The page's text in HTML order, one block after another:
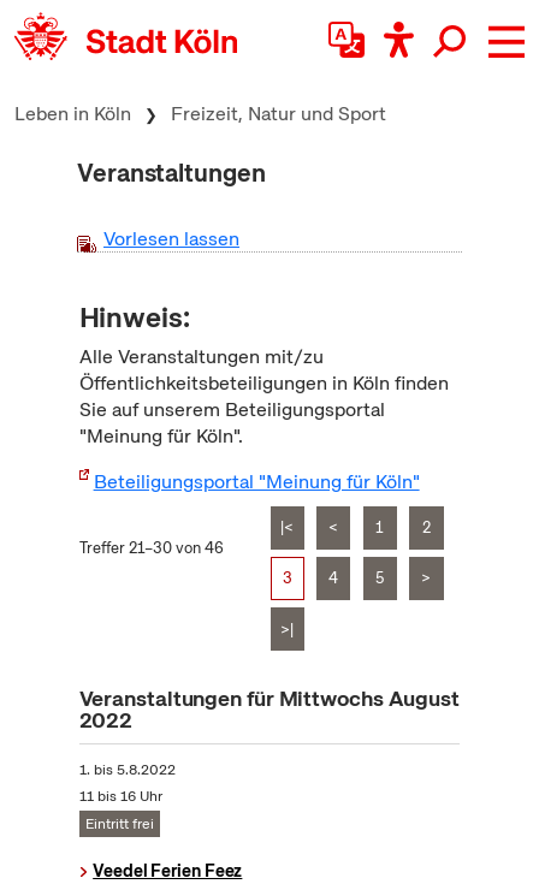
zum Inhalt springen
Leben in Köln Freizeit, Natur und Sport
Veranstaltungen
Vorlesen lassen
Hinweis:
Alle Veranstaltungen mit/zu
Öffentlichkeitsbeteiligungen in Köln finden
Sie auf unserem Beteiligungsportal
"Meinung für Köln".
Beteiligungsportal "Meinung für Köln"
Treffer 21–30 von 46
|< < 1 2
3 4 5 >
>|
Veranstaltungen für Mittwochs August
2022
1. bis5.8.2022
11 bis 16 Uhr
Eintritt frei
Veedel Ferien Feez